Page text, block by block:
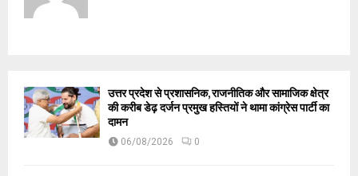
उत्तर प्रदेश से प्रशासनिक, राजनीतिक और सामाजिक क्षेत्र
की करीब डेढ़ दर्जन प्रमुख हस्तियों ने थामा कांग्रेस पार्टी का
दामन
06/08/2026 0